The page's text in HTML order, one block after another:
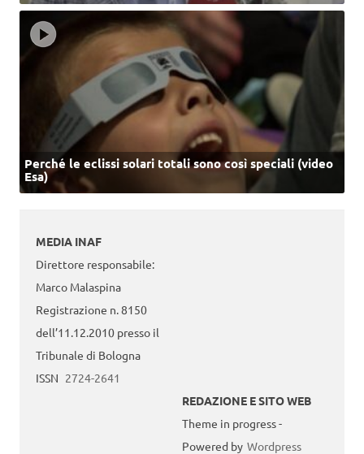
Perché le eclissi solari totali sono così speciali (video
Esa)
MEDIA INAF
Direttore responsabile:
Marco Malaspina
Registrazione n. 8150
dell’11.12.2010 presso il
Tribunale di Bologna
ISSN 2724-2641
REDAZIONE E SITO WEB
Theme in progress -
Powered by Wordpress